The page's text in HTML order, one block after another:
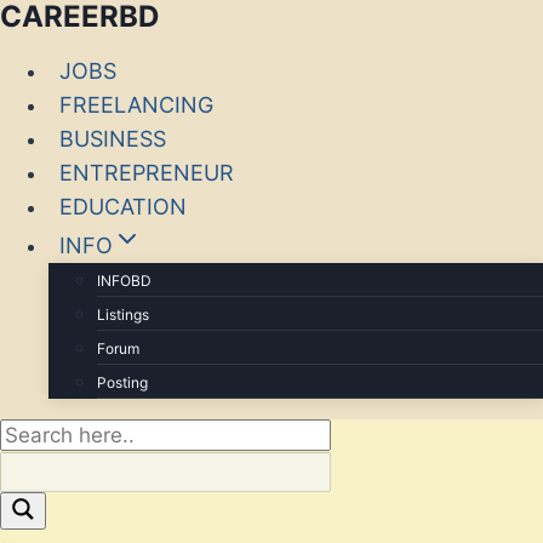
CAREERBD
JOBS
FREELANCING
BUSINESS
ENTREPRENEUR
EDUCATION
INFO
INFOBD
Listings
Forum
Posting
INFOBD
PORTAL
FORUM